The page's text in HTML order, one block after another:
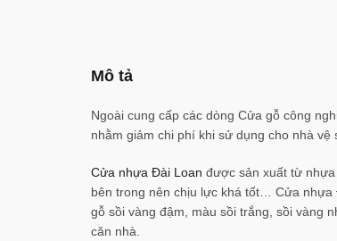
Mô tả
Ngoài cung cấp các dòng Cửa gỗ công
nhằm giảm chi phí khi sử dụng cho nhà
Cửa nhựa Đài Loan được sản xuất từ
bên trong nên chịu lực khá tốt… Cửa nhựa
gỗ sồi vàng đậm, màu sồi trắng, sồi vàng
căn nhà.